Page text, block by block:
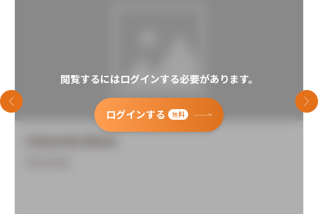
閲覧するにはログインする必要があります。
ログインする 無料
前のスライド 次